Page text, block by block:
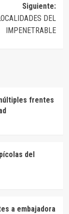
Siguiente:
DEL
IMPENETRABLE
frentes
del
a embajadora